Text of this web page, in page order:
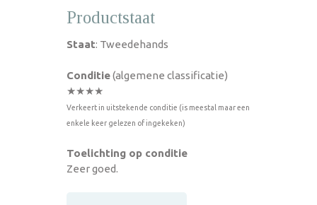
Productstaat
Staat: Tweedehands
Conditie(algemene classificatie)
★★★★
Verkeert in uitstekende conditie (is meestal maar een
enkele keer gelezen of ingekeken)
Toelichting op conditie
Zeer goed.